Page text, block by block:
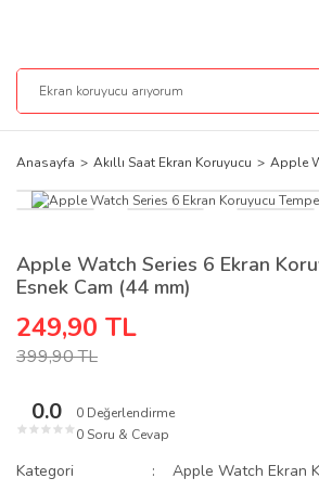
Anasayfa Akıllı Saat Ekran Koruyucu Apple
Apple Watch Series 6 Ekran
Esnek Cam (44 mm)
249,90 TL
399,90 TL
0.0
★ ★ ★ ★ ★
0 Değerlendirme
0 Soru & Cevap
Kategori
Apple Watch Ekran